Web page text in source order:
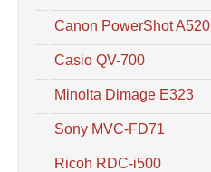
Canon PowerShot A520
Casio QV-700
Minolta Dimage E323
Sony MVC-FD71
Ricoh RDC-i500